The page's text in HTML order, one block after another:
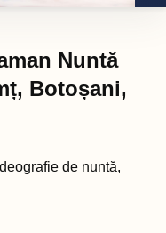
Nuntă
Botoșani,
de nuntă,